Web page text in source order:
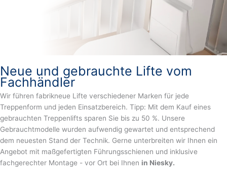
Neue und gebrauchte Lifte vom
Fachhändler
Wir führen fabrikneue Lifte verschiedener Marken für jede
Treppenform und jeden Einsatzbereich. Tipp: Mit dem Kauf eines
gebrauchten Treppenlifts sparen Sie bis zu 50 %. Unsere
Gebrauchtmodelle wurden aufwendig gewartet und entsprechend
dem neuesten Stand der Technik. Gerne unterbreiten wir Ihnen ein
Angebot mit maßgefertigten Führungsschienen und inklusive
fachgerechter Montage - vor Ort bei Ihnen in Niesky.